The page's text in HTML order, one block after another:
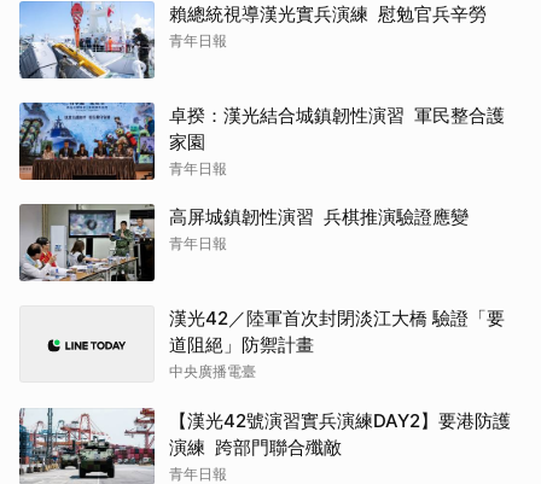
賴總統視導漢光實兵演練 慰勉官兵辛勞
青年日報
卓揆：漢光結合城鎮韌性演習 軍民整合護
家園
青年日報
高屏城鎮韌性演習 兵棋推演驗證應變
青年日報
漢光42／陸軍首次封閉淡江大橋 驗證「要
道阻絕」防禦計畫
中央廣播電臺
【漢光42號演習實兵演練DAY2】要港防護
演練 跨部門聯合殲敵
青年日報